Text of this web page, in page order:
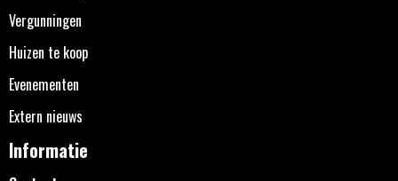
Vergunningen
Huizen te koop
Evenementen
Extern nieuws
Informatie